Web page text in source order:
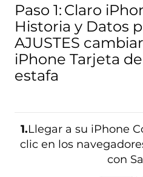
Paso 1: Claro
Historia y Datos
AJUSTES
iPhone Tarjeta
estafa
1.Llegar a su iPhone
clic en los
con